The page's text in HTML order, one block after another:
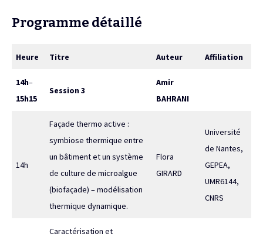
Programme détaillé
Heure Titre Auteur Affiliation
14h–
15h15
Session 3
Amir
BAHRANI
14h
Façade thermo active :
symbiose thermique entre
un bâtiment et un système
de culture de microalgue
(biofaçade) – modélisation
thermique dynamique.
Flora
GIRARD
Université
de Nantes,
GEPEA,
UMR6144,
CNRS
Caractérisation et